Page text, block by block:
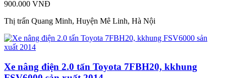
900.000 VNĐ
Thị trấn Quang Minh, Huyện Mê Linh, Hà Nội
Xe nâng điện 2.0 tấn Toyota 7FBH20, kkhung